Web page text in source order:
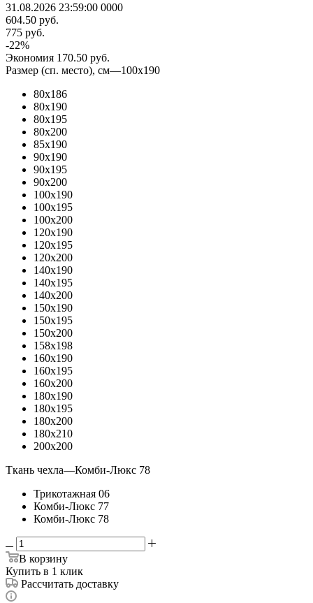
31.08.2026 23:59:00 0000
604.50 руб.
775 руб.
-22%
Экономия 170.50 руб.
Размер (сп. место), см—100x190
80х186
80x190
80x195
80x200
85х190
90x190
90x195
90x200
100x190
100x195
100x200
120x190
120x195
120x200
140x190
140x195
140x200
150x190
150x195
150x200
158x198
160x190
160x195
160x200
180x190
180x195
180x200
180x210
200x200
Ткань чехла—Комби-Люкс 78
Трикотажная 06
Комби-Люкс 77
Комби-Люкс 78
В корзину
Купить в 1 клик
Рассчитать доставку